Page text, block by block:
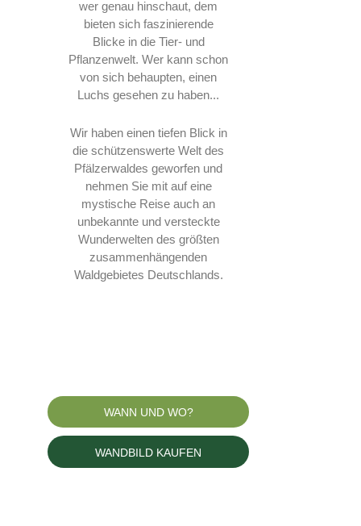
wer genau hinschaut, dem
bieten sich faszinierende
Blicke in die Tier- und
Pflanzenwelt. Wer kann schon
von sich behaupten, einen
Luchs gesehen zu haben...
Wir haben einen tiefen Blick in
die schützenswerte Welt des
Pfälzerwaldes geworfen und
nehmen Sie mit auf eine
mystische Reise auch an
unbekannte und versteckte
Wunderwelten des größten
zusammenhängenden
Waldgebietes Deutschlands.
WANN UND WO?
WANDBILD KAUFEN